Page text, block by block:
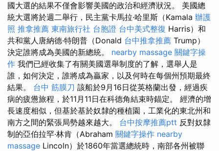
國大選的結果不僅會影響美國的政治和經濟狀況。 美國總
統大選將於週二舉行，民主黨卡馬拉·哈里斯（Kamala 辦護
照 推拿推薦 東南旅行社 台胞證 台中美式整復 Harris）和
共和黨人唐納德·特朗普（Donald 台中推拿推薦 Trump）
決定誰將成為美國的新總統。 nearby massage 關鍵字操
作 我們已經收集了有關美國選舉制度的了解，選舉人是
誰，如何決定，誰將成為贏家，以及何時在每個州預期最終
結果。 台中 筋膜刀 該船於9月16日從英格蘭出發，經過疾
病的疲憊旅程，於11月11日在科德角結束時錨定。 經濟的增
長速度相似，但基於基於奴隸的種植園，工業化的東北州和
南方之間的緊張局勢越來越大。 台中按摩推薦ptt 反對奴隸
制的亞伯拉罕·林肯（Abraham 關鍵字操作 nearby
massage Lincoln）於1860年當選總統時，南部各州被聯